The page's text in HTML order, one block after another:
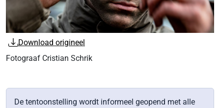
Download origineel
Fotograaf Cristian Schrik
De tentoonstelling wordt informeel geopend met alle